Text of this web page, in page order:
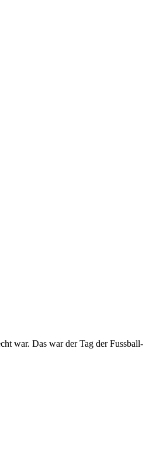
war. Das war der Tag der Fussball-